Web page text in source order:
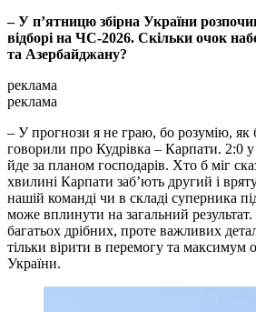
– У п’ятницю збірна України
відборі на ЧС-2026. Скільки очок
та Азербайджану?
реклама
реклама
– У прогнози я не граю, бо розумію,
говорили про Кудрівка – Карпати. 2:0
йде за планом господарів. Хто б міг
хвилині Карпати заб’ють другий і
нашій команді чи в складі суперника
може вплинути на загальний результат.
багатьох дрібних, проте важливих
тільки вірити в перемогу та максимум
України.